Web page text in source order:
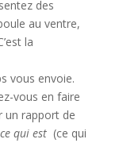
des
au ventre,
la
vous envoie.
vous en faire
un rapport de
ce qui est(ce qui